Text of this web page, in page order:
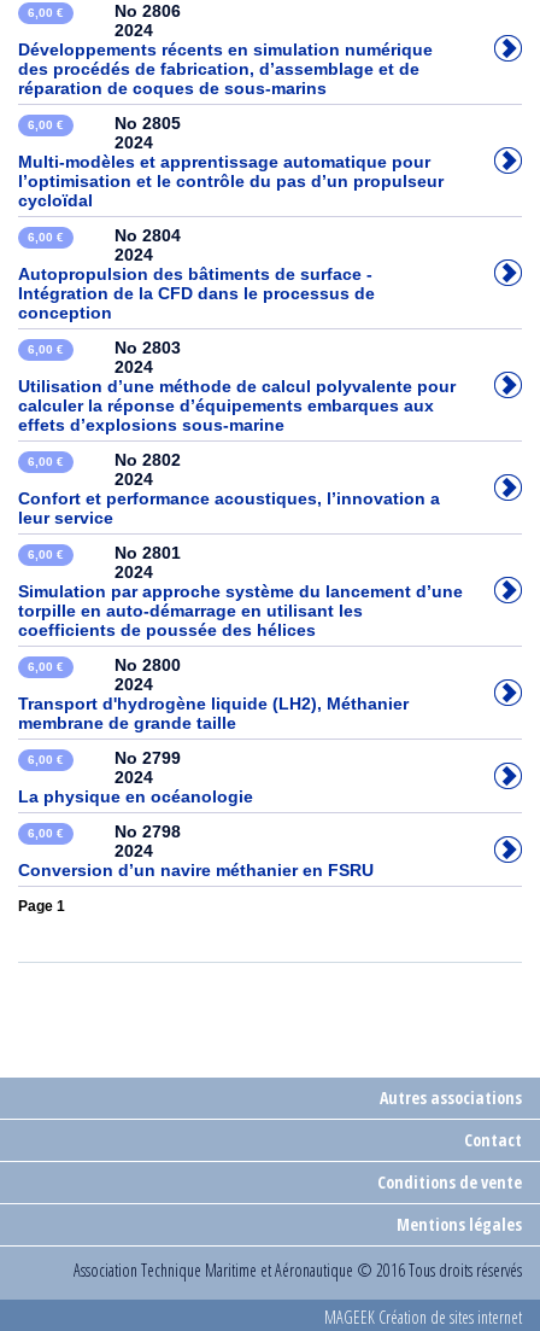
6,00 €
No 2806
2024
Développements récents en simulation numérique
des procédés de fabrication, d’assemblage et de
réparation de coques de sous-marins
6,00 €
No 2805
2024
Multi-modèles et apprentissage automatique pour
l’optimisation et le contrôle du pas d’un propulseur
cycloïdal
6,00 €
No 2804
2024
Autopropulsion des bâtiments de surface -
Intégration de la CFD dans le processus de
conception
6,00 €
No 2803
2024
Utilisation d’une méthode de calcul polyvalente pour
calculer la réponse d’équipements embarques aux
effets d’explosions sous-marine
6,00 €
No 2802
2024
Confort et performance acoustiques, l’innovation a
leur service
6,00 €
No 2801
2024
Simulation par approche système du lancement d’une
torpille en auto-démarrage en utilisant les
coefficients de poussée des hélices
6,00 €
No 2800
2024
Transport d'hydrogène liquide (LH2), Méthanier
membrane de grande taille
6,00 €
No 2799
2024
La physique en océanologie
6,00 €
No 2798
2024
Conversion d’un navire méthanier en FSRU
Page 1
Autres associations
Contact
Conditions de vente
Mentions légales
Association Technique Maritime et Aéronautique © 2016 Tous droits réservés
MAGEEK Création de sites internet